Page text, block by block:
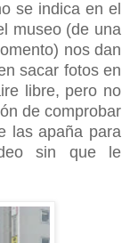
se indica en el
museo (de una
nos dan
sacar fotos en
libre, pero no
de comprobar
las apaña para
sin que le